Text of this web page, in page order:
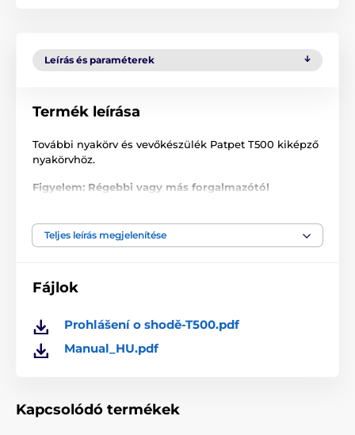
Leírás és paraméterek
Termék leírása
További nyakörv és vevőkészülék Patpet T500 kiképző
nyakörvhöz.
Figyelem: Régebbi vagy más forgalmazótól
nem állítható.
A termék a következő kategóriákba sorolt
Teljes leírás megjelenítése
Fájlok
Prohlášení o shodě-T500.pdf
Manual_HU.pdf
Kapcsolódó termékek